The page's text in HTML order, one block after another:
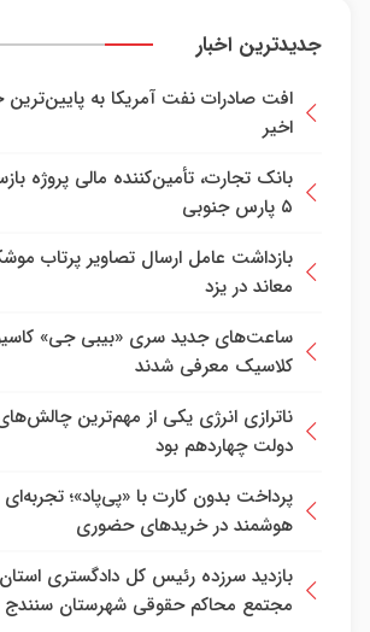
جدیدترین اخبار
اخیر
۵ پارس جنوبی
بازداشت عامل ارسال تصاویر پرتاب
معاند در یزد
ساعت‌های جدید سری «بیبی جی»
کلاسیک معرفی شدند
ناترازی انرژی یکی از مهم‌ترین
دولت چهاردهم بود
پرداخت بدون کارت با «پی‌پاد»؛
هوشمند در خریدهای حضوری
بازدید سرزده رئیس کل دادگستری
مجتمع محاکم حقوقی شهرستان سنندج